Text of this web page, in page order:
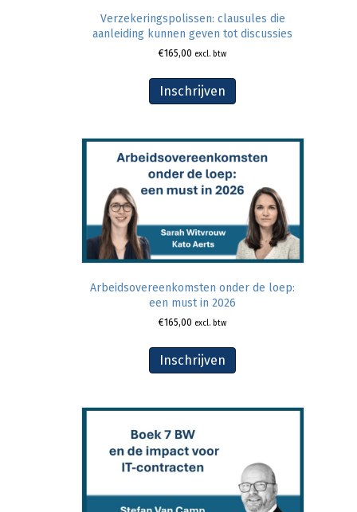
Verzekeringspolissen: clausules die
aanleiding kunnen geven tot discussies
€165,00 excl. btw
Inschrijven
Arbeidsovereenkomsten onder de loep:
een must in 2026
€165,00 excl. btw
Inschrijven